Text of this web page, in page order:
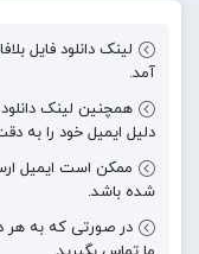
لینک دانلود فایل
آمد.
همچنین لینک
دلیل ایمیل خود را به
شده باشد.
در صورتی که به هر